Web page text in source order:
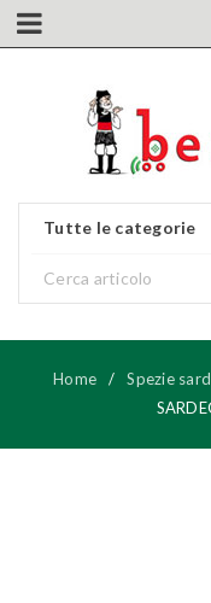
Tutte le categorie
Home / Spezie